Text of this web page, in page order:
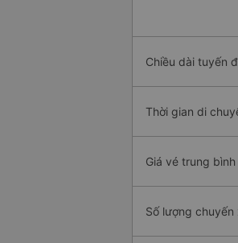
Chiều dài tuyến
Thời gian di
Giá vé trung bình
Số lượng chuyến